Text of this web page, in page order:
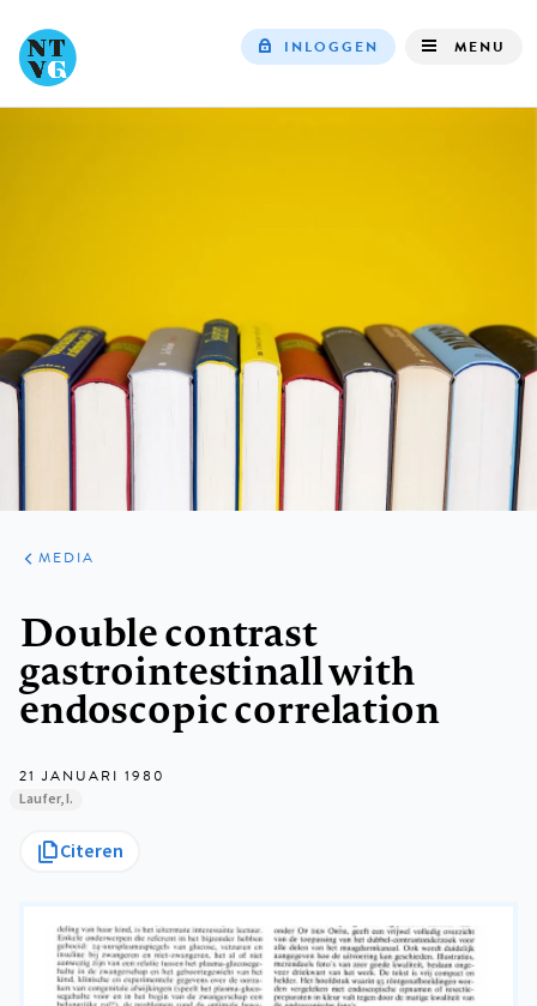
INLOGGEN MENU
ARTIKELEN
VARIA
MEDIA
Double contrast
gastrointestinall with
endoscopic correlation
21 JANUARI 1980
Laufer, I.
Citeren